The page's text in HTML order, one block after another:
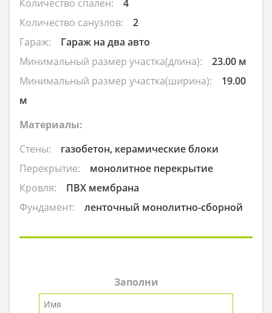
Количество спален:
4
Количество санузлов:
2
Гараж:
Гараж на два авто
Минимальный размер участка(длина):
23.00 м
Минимальный размер участка(ширина):
19.00
м
Материалы:
Стены:
газобетон, керамические блоки
Перекрытие:
монолитное перекрытие
Кровля:
ПВХ мембрана
Фундамент:
ленточный монолитно-сборной
Заполни